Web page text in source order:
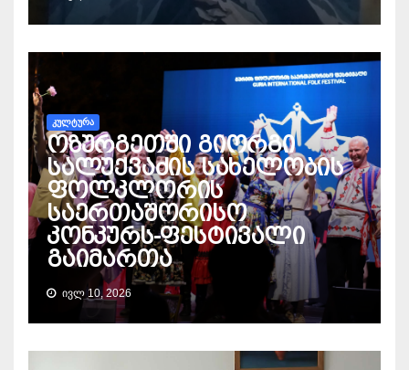
ᲙᲣᲚᲢᲣᲠᲐ
ოზურგეთში გიორგი
სალუქვაძის სახელობის
ფოლკლორის
საერთაშორისო
კონკურს-ფესტივალი
გაიმართა
ᲘᲕᲚ 10, 2026